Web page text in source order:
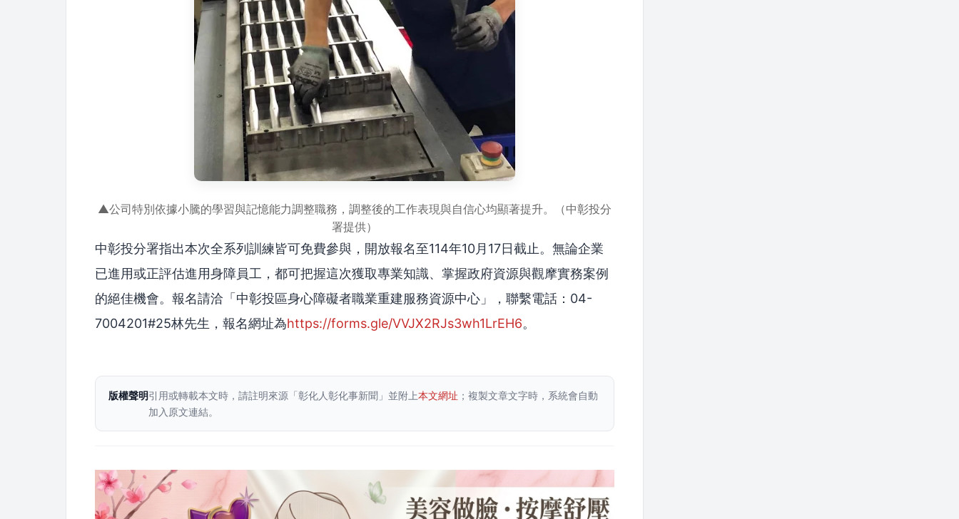
▲公司特別依據小騰的學習與記憶能力調整職務，調整後的工作表現與自信心均顯著提升。（中彰投分
署提供）
中彰投分署指出本次全系列訓練皆可免費參與，開放報名至114年10月17日截止。無論企業
已進用或正評估進用身障員工，都可把握這次獲取專業知識、掌握政府資源與觀摩實務案例
的絕佳機會。報名請洽「中彰投區身心障礙者職業重建服務資源中心」，聯繫電話：04-
7004201#25林先生，報名網址為https://forms.gle/VVJX2RJs3wh1LrEH6。
版權聲明引用或轉載本文時，請註明來源「彰化人彰化事新聞」並附上本文網址 ；複製文章文字時，系統會自動
加入原文連結。